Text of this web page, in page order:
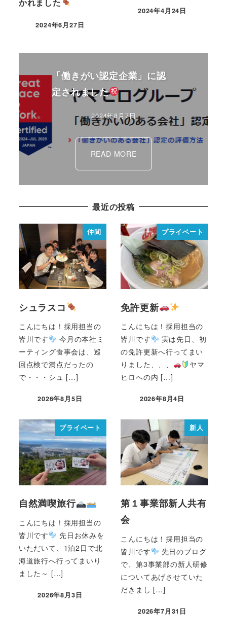
2024年6月27日
2024年4月24日
「働きがい認定企業」に認
定されました
2024年8月7日
READ MORE
最近の投稿
仲間
シュラスコ
こんにちは！採用担当の
皆川です
今月の本社ミ
ーティング食事会は、巡
回点検で満点だったの
で・・・シュ […]
2026年8月5日
プライベート
免許更新
こんにちは！採用担当の
皆川です
実は先日、初
の免許更新へ行ってまい
りました、、、
ヤマ
ヒロへの内 […]
2026年8月4日
プライベート
自然満喫旅行
こんにちは！採用担当の
皆川です
先日お休みを
いただいて、1泊2日で北
海道旅行へ行ってまいり
ました～ […]
2026年8月3日
新人
第１事業部新人共有
会
こんにちは！採用担当の
皆川です
先日のブログ
で、第3事業部の新人研修
についてあげさせていた
だきまし […]
2026年7月31日